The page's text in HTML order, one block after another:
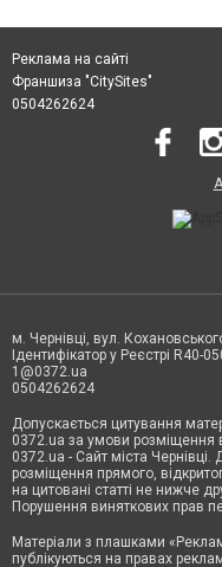
Реклама на сайті
Франшиза "CitySites"
0504262624
м. Чернівці, вул.
Ідентифікатор у Реєстрі R40-
1@0372.ua
0504262624
Допускається цитування
0372.ua за умови розміщення
0372.ua - Сайт міста
розміщення прямого,
на цитовані статті не нижче
Порушення виняткових прав
Матеріали з плашками
публікуються на правах